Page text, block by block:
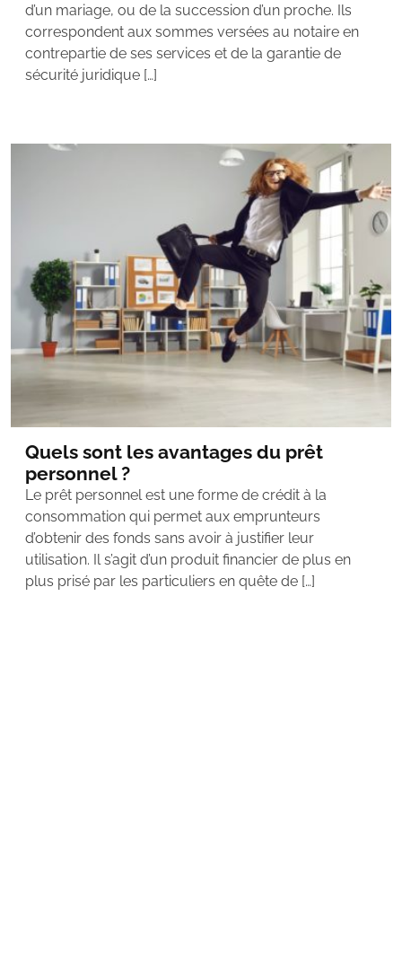
d’un mariage, ou de la succession d’un proche. Ils
correspondent aux sommes versées au notaire en
contrepartie de ses services et de la garantie de
sécurité juridique […]
Quels sont les avantages du prêt
personnel ?
Le prêt personnel est une forme de crédit à la
consommation qui permet aux emprunteurs
d’obtenir des fonds sans avoir à justifier leur
utilisation. Il s’agit d’un produit financier de plus en
plus prisé par les particuliers en quête de […]